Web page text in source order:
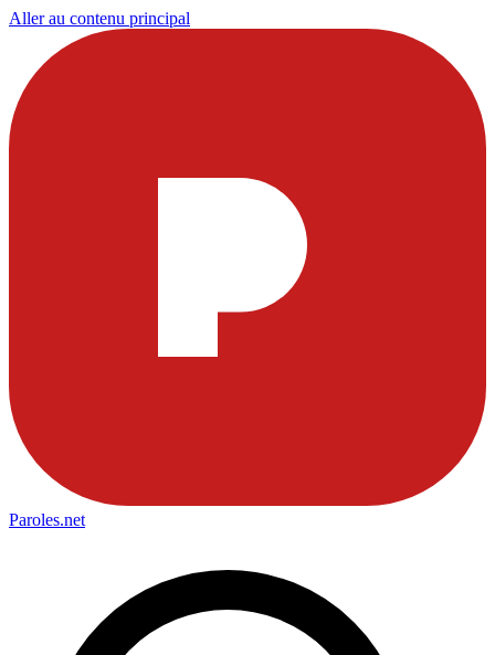
Aller au contenu principal
Paroles.net